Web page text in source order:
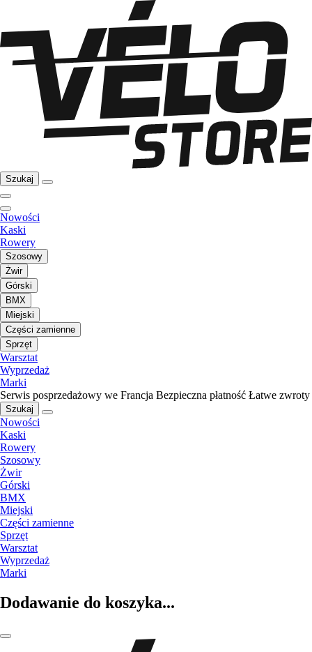
Szukaj
Nowości
Kaski
Rowery
Szosowy
Żwir
Górski
BMX
Miejski
Części zamienne
Sprzęt
Warsztat
Wyprzedaż
Marki
Serwis posprzedażowy we Francja Bezpieczna płatność Łatwe zwroty
Szukaj
Nowości
Kaski
Rowery
Szosowy
Żwir
Górski
BMX
Miejski
Części zamienne
Sprzęt
Warsztat
Wyprzedaż
Marki
Dodawanie do koszyka...